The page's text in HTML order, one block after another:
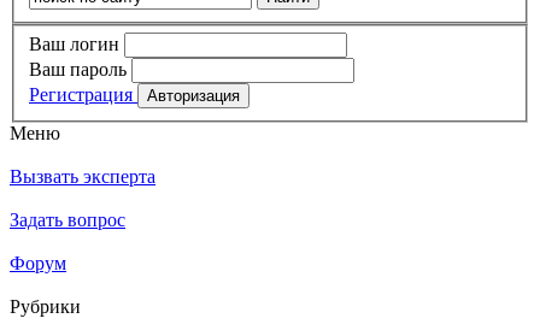
Ваш логин
Ваш пароль
Регистрация
Меню
Вызвать эксперта
Задать вопрос
Форум
Рубрики